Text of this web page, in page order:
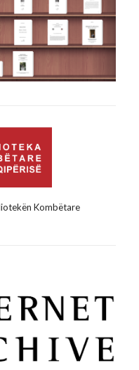
Kombëtare